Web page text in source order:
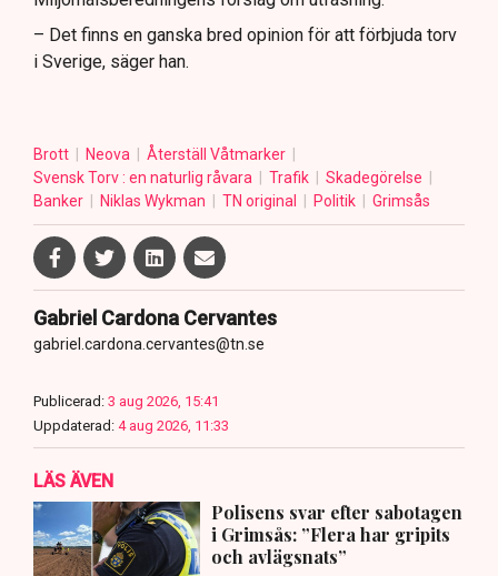
– Det finns en ganska bred opinion för att förbjuda torv
i Sverige, säger han.
Brott Neova
Återställ Våtmarker
Svensk Torv : en naturlig råvara
Trafik
Skadegörelse
Banker
Niklas Wykman TN original Politik Grimsås
Gabriel Cardona Cervantes
gabriel.cardona.cervantes@tn.se
Publicerad: 3 aug 2026, 15:41
Uppdaterad: 4 aug 2026, 11:33
LÄS ÄVEN
Polisens svar efter sabotagen
i Grimsås: ”Flera har gripits
och avlägsnats”